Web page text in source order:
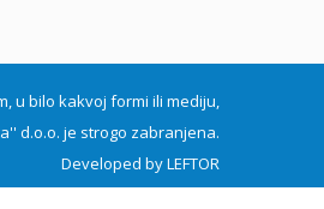
u bilo kakvoj formi ili mediju,
d.o.o. je strogo zabranjena.
Developed byLEFTOR